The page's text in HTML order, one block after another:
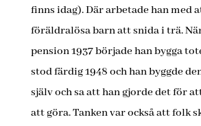
finns idag). Där arbetade han med
föräldralösa barn att snida i trä.
pension 1937 började han bygga
stod färdig 1948 och han byggde
själv och sa att han gjorde det för
att göra. Tanken var också att folk